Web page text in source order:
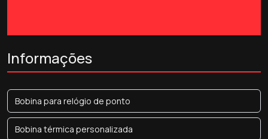
Informações
Bobina para relógio de ponto
Bobina térmica personalizada